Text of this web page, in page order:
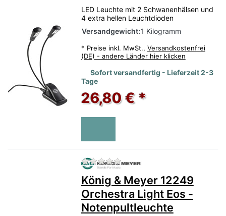
LED Leuchte mit 2 Schwanenhälsen und
4 extra hellen Leuchtdioden
Versandgewicht:1 Kilogramm
* Preise inkl. MwSt., Versandkostenfrei
(DE) - andere Länder hier klicken
Sofort versandfertig - Lieferzeit 2-3
Tage
26,80 € *
Zu diesem Produkt liegen
König & Meyer 12249
Orchestra Light Eos -
Notenpultleuchte